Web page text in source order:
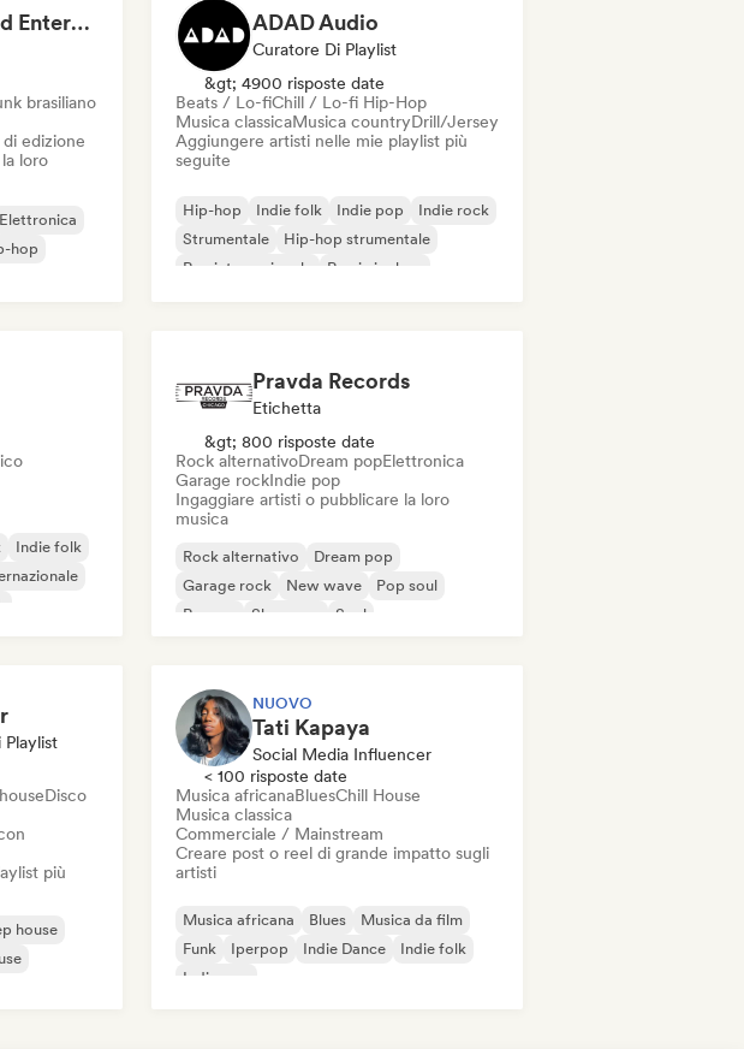
Dreamers Island Entertainment
brasiliano
edizione
loro
Elettronica
hop
ADAD Audio
Curatore Di Playlist
&gt; 4900 risposte date
Beats / Lo-fiChill / Lo-fi Hip-Hop
Musica classicaMusica countryDrill/Jersey
Aggiungere artisti nelle mie playlist più
seguite
Hip-hop Indie folk Indie pop
Indie rock
Strumentale
Hip-hop strumentale
Rap internazionale
Rap in inglese
Indie folk
Pravda Records
Etichetta
&gt; 800 risposte date
Rock alternativoDream popElettronica
Garage rockIndie pop
Ingaggiare artisti o pubblicare la loro
musica
Rock alternativo
Dream pop
Garage rock
New wave
Pop soul
Reggae
Shoegaze Soul
Playlist
Disco
più
house
NUOVO
Tati Kapaya
Social Media Influencer
< 100 risposte date
Musica africanaBluesChill House
Musica classica
Commerciale / Mainstream
Creare post o reel di grande impatto sugli
artisti
Musica africana Blues
Musica da film
Funk
Iperpop Indie Dance
Indie folk
Indie pop